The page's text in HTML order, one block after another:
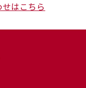
はこちら